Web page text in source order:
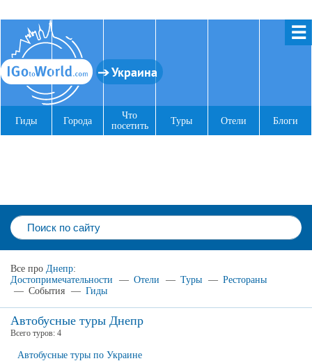
☰
Украина
Гиды Города
Что
посетить
Туры Отели Блоги
Все про Днепр:
Достопримечательности
— Отели — Туры — Рестораны
— События — Гиды
Автобусные туры Днепр
Всего туров: 4
Автобусные туры по Украине